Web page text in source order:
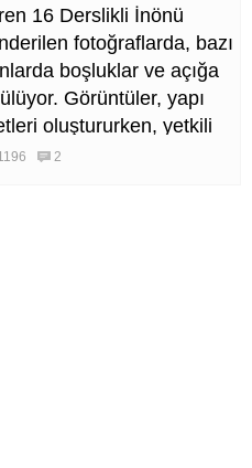
16 Derslikli İnönü
fotoğraflarda, bazı
boşluklar ve açığa
Görüntüler, yapı
oluştururken, yetkili
çağrısı yapıldı.
2